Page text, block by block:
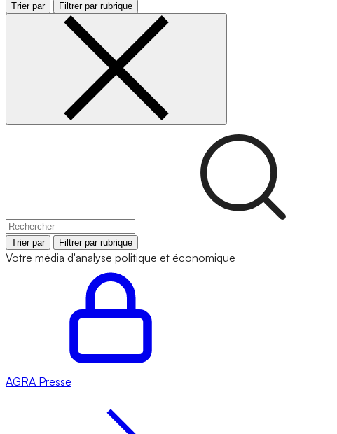
Trier par Filtrer par rubrique
Trier par Filtrer par rubrique
Votre média d'analyse politique et économique
AGRA Presse